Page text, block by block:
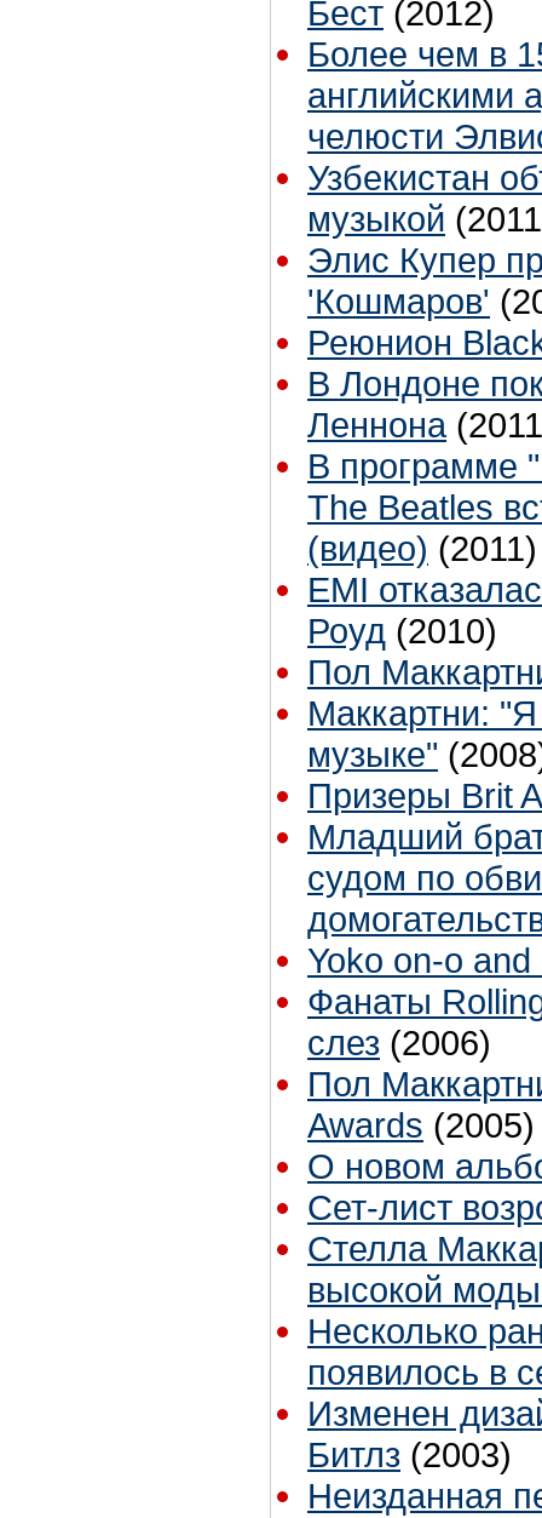
Бест (2012)
Более чем в
английскими
челюсти
Узбекистан
музыкой
Элис Купер
'Кошмаров'
Реюнион
В Лондоне
Леннона
В программе
The Beatles
(видео) (2011)
EMI
Роуд (2010)
Пол
Маккартни:
музыке"
Призеры Brit
Младший
судом по
Yoko on-o and
Фанаты
слез (2006)
Пол
Awards (2005)
О новом
Сет-лист
Стелла
высокой
Несколько
появилось в
Изменен
Битлз (2003)
Неизданная